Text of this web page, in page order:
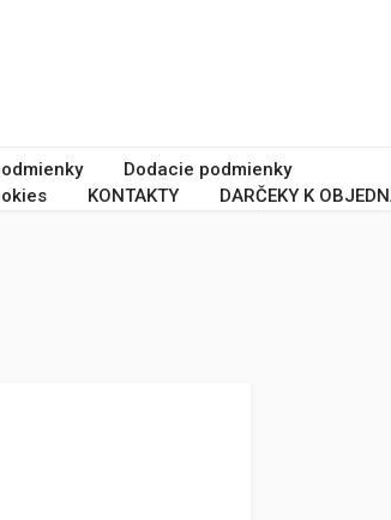
Dodacie podmienky
KONTAKTY DARČEKY K